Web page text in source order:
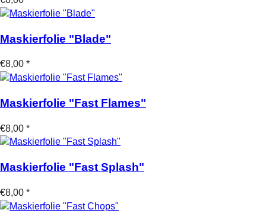
Maskierfolie "Blade"
€8,00 *
Maskierfolie "Fast Flames"
€8,00 *
Maskierfolie "Fast Splash"
€8,00 *